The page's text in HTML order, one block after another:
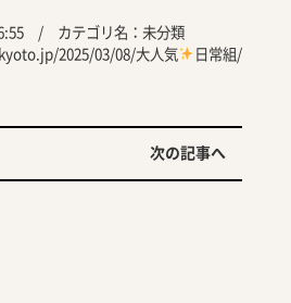
/ カテゴリ名： 未分類
2025/03/08/大人気
日常組/
次の記事へ